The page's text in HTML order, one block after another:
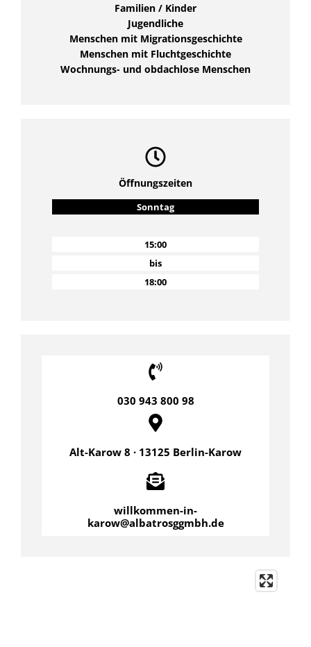
Familien / Kinder
Jugendliche
Menschen mit Migrationsgeschichte
Menschen mit Fluchtgeschichte
Wochnungs- und obdachlose Menschen
Öffnungszeiten
Sonntag
15:00
bis
18:00
030 943 800 98
Alt-Karow 8 · 13125 Berlin-Karow
willkommen-in-
karow@albatrosggmbh.de